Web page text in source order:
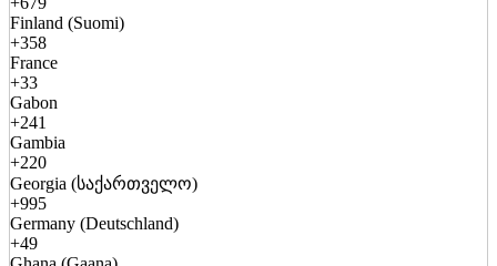
Finland (Suomi)
+358
France
+33
Gabon
+241
Gambia
+220
Georgia (საქართველო)
+995
Germany (Deutschland)
+49